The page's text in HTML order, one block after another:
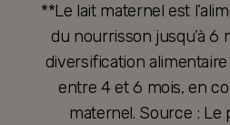
**Le lait maternel est
du nourrisson jusqu’à 6
diversification
entre 4 et 6 mois, en
maternel. Source : Le